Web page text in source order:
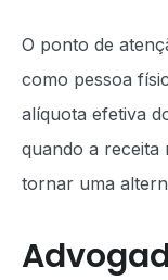
O ponto de
como pessoa
alíquota efetiva
quando a receita
tornar uma